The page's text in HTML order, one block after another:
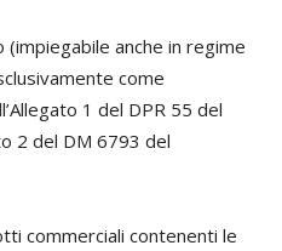
(impiegabile anche in regime
come
1 del DPR 55 del
2 del DM 6793 del
commerciali contenenti le